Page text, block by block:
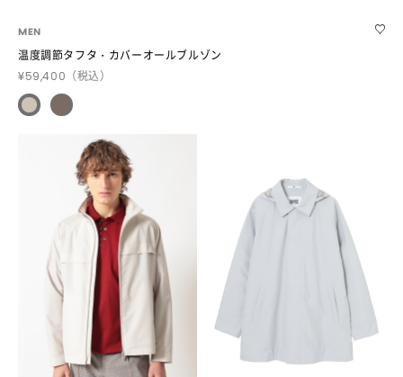
MEN
温度調節タフタ・カバーオールブルゾン
¥59,400 （税込）